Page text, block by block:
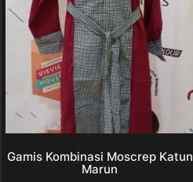
Gamis Kombinasi Moscrep Katun
Marun